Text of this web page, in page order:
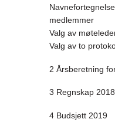
medlemmer
Valg av
Valg av to
2 Årsberetning
3 Regnskap 2018
4 Budsjett 2019